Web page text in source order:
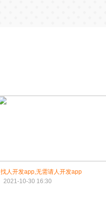
找人开发app,无需请人开发app
2021-10-30 16:30